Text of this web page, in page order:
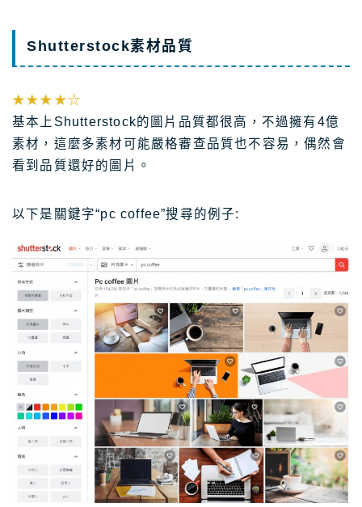
Shutterstock素材品質
★★★★☆
基本上Shutterstock的圖片品質都很高，不過擁有4億
素材，這麼多素材可能嚴格審查品質也不容易，偶然會
看到品質還好的圖片。
以下是關鍵字“pc coffee”搜尋的例子: